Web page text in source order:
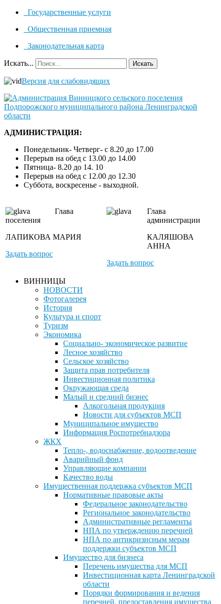
Государственные услуги
Общественная приемная
Законодательная карта
Искать... Искать
Версия для слабовидящих
АДМИНИСТРАЦИЯ:
Понедельник- Четверг- с 8.20 до 17.00
Перерыв на обед с 13.00 до 14.00
Пятница- 8.20 до 14. 10
Перерыв на обед с 12.00 до 12.30
Суббота, воскресенье - выходной.
Глава
поселения
ЛАПИКОВА МАРИЯ
Задать вопрос
Глава
администрации
КАЛЯШОВА
АННА
Задать вопрос
ВИННИЦЫ
НОВОСТИ
Фотогалерея
История
Культура и спорт
Туризм
Экономика
Социально- экономическое развитие
Лесное хозяйство
Сельское хозяйство
Защита прав потребителя
Инвестиционная политика
Окружающая среда
Малый и средний бизнес
Алкогольная продукция
Новости для субъектов МСП
Муниципальное имущество
Информация Роспотребнадзора
ЖКХ
Тепло-, водоснабжение, водоотведение
Аварийный фонд
Управляющие компании
Качество воды
Имущественная поддержка субъектов МСП
Нормативные правовые акты
Федеральное законодательство
Региональное законодательство
Административные регламенты
НПА по утверждению перечней
НПА по антикризисным мерам
поддержки субъектов МСП
Имущество для бизнеса
Перечень имущества для МСП
Инвестиционная карта Ленинградской
области
Порядки формирования и ведения
перечней, предоставления имущества